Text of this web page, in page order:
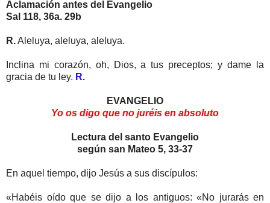
Aclamación antes del Evangelio
Sal 118, 36a. 29b
R.Aleluya, aleluya, aleluya.
Inclina mi corazón, oh, Dios, a tus preceptos; y dame la
gracia de tu ley. R.
EVANGELIO
Yo os digo que no juréis en absoluto
Lectura del santo Evangelio
según san Mateo 5, 33-37
En aquel tiempo, dijo Jesús a sus discípulos:
«Habéis oído que se dijo a los antiguos: «No jurarás en